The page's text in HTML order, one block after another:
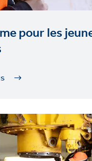
pour les